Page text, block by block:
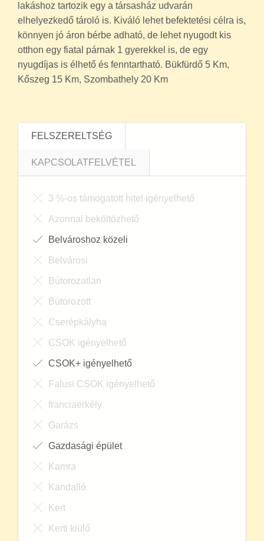
lakáshoz tartozik egy a társasház udvarán
elhelyezkedő tároló is. Kiváló lehet befektetési célra is,
könnyen jó áron bérbe adható, de lehet nyugodt kis
otthon egy fiatal párnak 1 gyerekkel is, de egy
nyugdíjas is élhető és fenntartható. Bükfürdő 5 Km,
Kőszeg 15 Km, Szombathely 20 Km
FELSZERELTSÉG
KAPCSOLATFELVÉTEL
3 %-os támogatott hitel igényelhető
Azonnal beköltözhető
Belvároshoz közeli
Belvárosi
Bútorozatlan
Bútorozott
Cserépkályha
CSOK igényelhető
CSOK+ igényelhető
Falusi CSOK igényelhető
franciaerkély
Garázs
Gazdasági épület
Kamra
Kandalló
Kert
Kerti kiülő